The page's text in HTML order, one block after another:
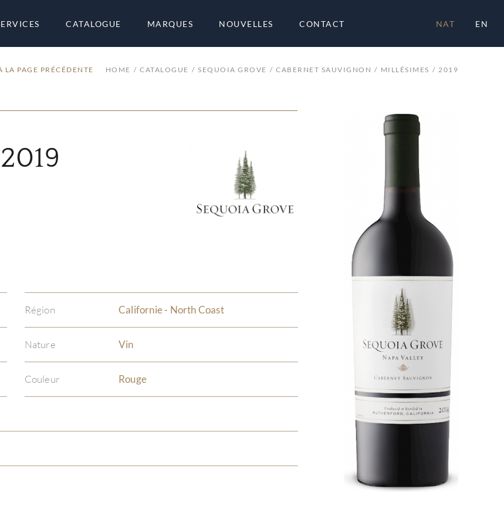
CATALOGUE MARQUES NOUVELLES CONTACT NAT EN
LA PAGE PRÉCÉDENTE HOME CATALOGUE SEQUOIA GROVE CABERNET SAUVIGNON MILLÉSIMES 2019
Région Californie - North Coast
Nature Vin
Couleur Rouge